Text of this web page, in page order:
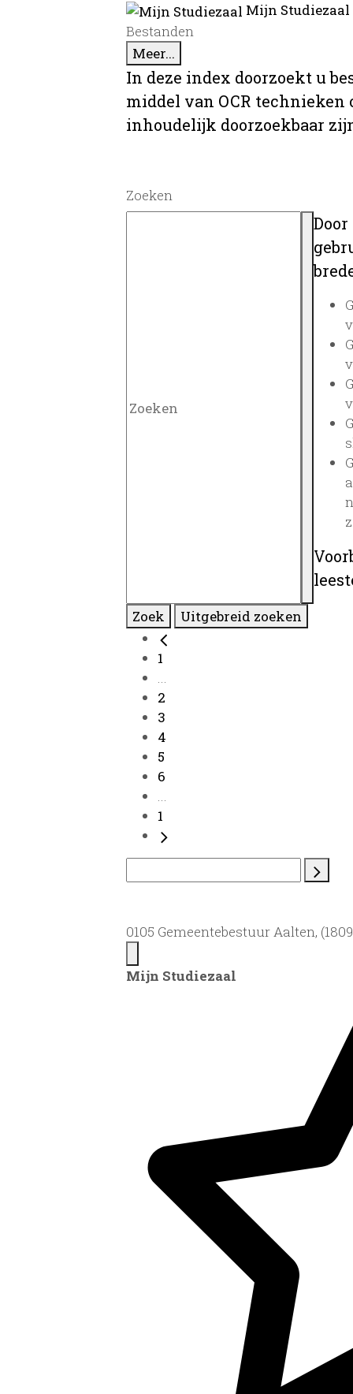
Mijn
Bestanden
Meer...
In deze index doorzoekt u
middel van OCR
inhoudelijk doorzoekbaar
Zoeken
Zoek Uitgebreid zoeken
1
...
2
3
4
5
6
...
1
0105 Gemeentebestuur Aalten,
Mijn Studiezaal